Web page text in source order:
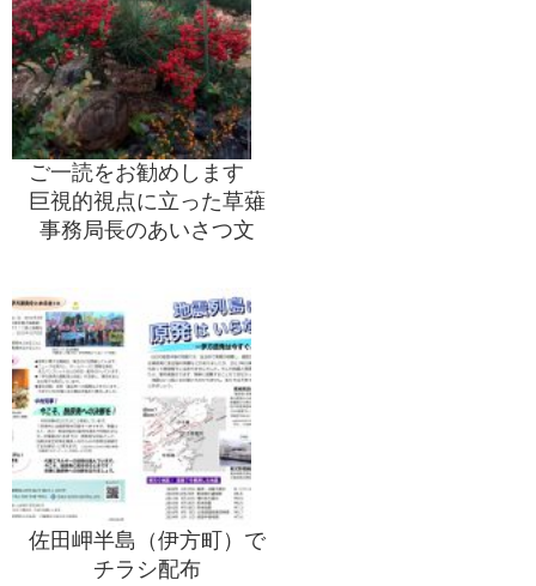
ご一読をお勧めします
巨視的視点に立った草薙
事務局長のあいさつ文
佐田岬半島（伊方町）で
チラシ配布